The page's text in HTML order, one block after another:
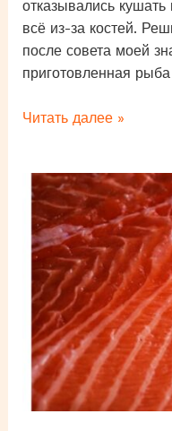
отказывались
всё из-за костей.
после совета моей
приготовленная
Как
без
костей?
Читать далее »